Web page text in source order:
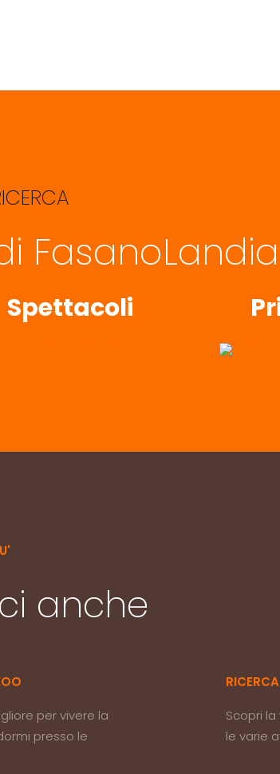
FasanoLandia
Spettacoli
anche
per vivere la
presso le
Scopri
le varie